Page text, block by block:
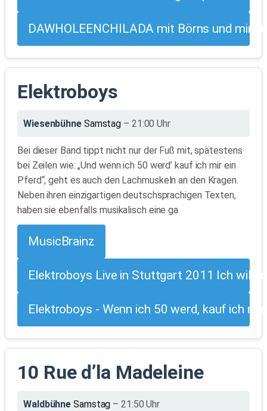
DAWHOLEENCHILADA mit Börns und mir
Elektroboys
Wiesenbühne Samstag – 21:00 Uhr
Bei dieser Band tippt nicht nur der Fuß mit, spätestens
bei Zeilen wie: „Und wenn ich 50 werd’ kauf ich mir ein
Pferd“, geht es auch den Lachmuskeln an den Kragen.
Neben ihren einzigartigen deutschsprachigen Texten,
haben sie ebenfalls musikalisch eine ga
MusicBrainz
Elektroboys Live in Stuttgart 2011 Ich will
Elektroboys - Wenn ich 50 werd, kauf ich
10 Rue d’la Madeleine
Waldbühne Samstag – 21:50 Uhr